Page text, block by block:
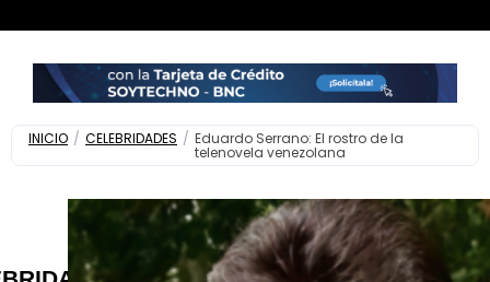
INICIO / CELEBRIDADES / ​Eduardo Serrano: El rostro de la
telenovela venezolana